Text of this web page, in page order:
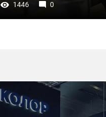
1446 0